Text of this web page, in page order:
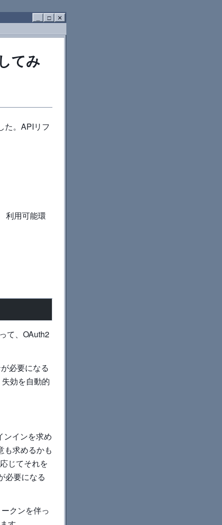
□
✕
てみ
た。APIリフ
利用可能環
て、OAuth2
必要になる
効を自動的
ンインを求め
も求めるかも
じてそれを
必要になる
クンを伴っ